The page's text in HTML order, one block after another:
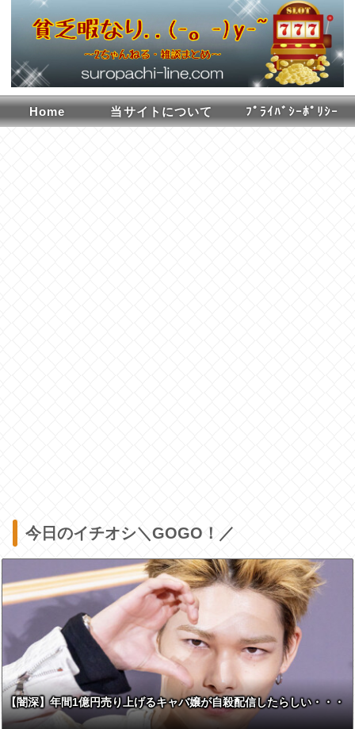
Home 当サイトについて ﾌﾟﾗｲﾊﾞｼｰﾎﾟﾘｼｰ
今日のイチオシ＼GOGO！／
【闇深】年間1億円売り上げるキャバ嬢が自殺配信したらしい・・・